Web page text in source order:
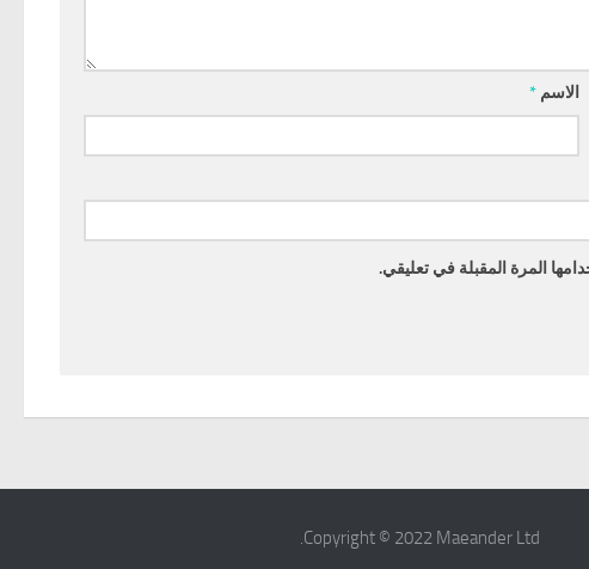
الاسم*
المرة المقبلة في تعليقي.
Copyright © 2022 ​Maeander Ltd.